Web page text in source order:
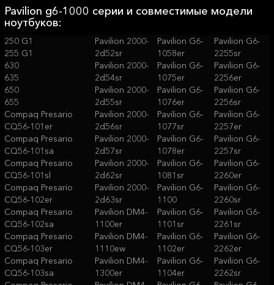
Pavilion g6-1000 серии и совместимые модели
ноутбуков:
250 G1
255 G1
630
635
650
655
Compaq Presario
CQ56-101er
Compaq Presario
CQ56-101sa
Compaq Presario
CQ56-101sl
Compaq Presario
CQ56-102er
Compaq Presario
CQ56-102sa
Compaq Presario
CQ56-103er
Compaq Presario
CQ56-103sa
Pavilion 2000-
2d52sr
Pavilion 2000-
2d54sr
Pavilion 2000-
2d55sr
Pavilion 2000-
2d56sr
Pavilion 2000-
2d57sr
Pavilion 2000-
2d62sr
Pavilion 2000-
2d63sr
Pavilion DM4-
1100er
Pavilion DM4-
1110ew
Pavilion DM4-
1300er
Pavilion G6-
1058er
Pavilion G6-
1075er
Pavilion G6-
1076er
Pavilion G6-
1077sr
Pavilion G6-
1078er
Pavilion G6-
1081sr
Pavilion G6-
1100
Pavilion G6-
1101sr
Pavilion G6-
1102er
Pavilion G6-
1104er
Pavilion G6-
2255sr
Pavilion G6-
2256er
Pavilion G6-
2256sr
Pavilion G6-
2257er
Pavilion G6-
2257sr
Pavilion G6-
2260er
Pavilion G6-
2260sr
Pavilion G6-
2261sr
Pavilion G6-
2262er
Pavilion G6-
2262sr